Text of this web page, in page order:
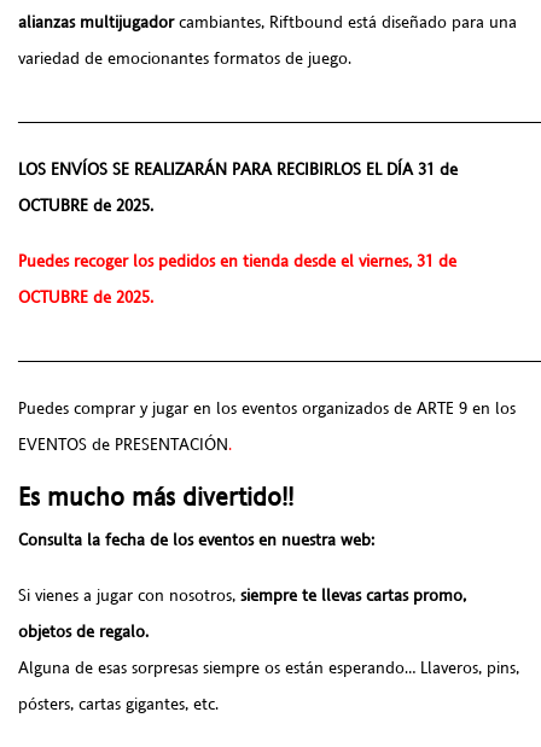
alianzas multijugadorcambiantes, Riftbound está diseñado para una
variedad de emocionantes formatos de juego.
LOS ENVÍOS SE REALIZARÁN PARA RECIBIRLOS EL DÍA 31 de
OCTUBRE de 2025.
Puedes recoger los pedidos en tienda desde el viernes, 31 de
OCTUBRE de 2025.
Puedes comprar y jugar en los eventos organizados de ARTE 9 en los
EVENTOS de PRESENTACIÓN.
Es mucho más divertido!!
Consulta la fecha de los eventos en nuestra web:
Si vienes a jugar con nosotros, siempre te llevas cartas promo,
objetos de regalo.
Alguna de esas sorpresas siempre os están esperando… Llaveros, pins,
pósters, cartas gigantes, etc.